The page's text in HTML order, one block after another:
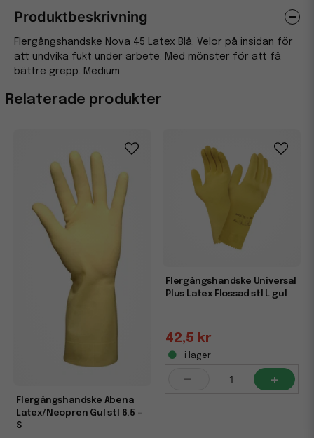
Relaterade produkter
Flergångshandske Abena
Latex/Neopren Gul stl 6,5 -
S
Flergångshandske Universal
Plus Latex Flossad stl L gul
42,5 kr
i lager
- +
Produktbeskrivning
Flergångshandske Nova 45 Latex Blå. Velor på insidan för
att undvika fukt under arbete. Med mönster för att få
bättre grepp. Medium